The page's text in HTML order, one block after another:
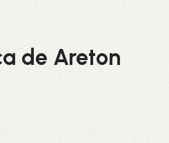
de Areton